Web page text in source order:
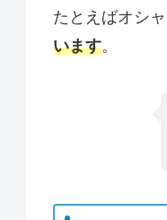
たとえばオシ
います。